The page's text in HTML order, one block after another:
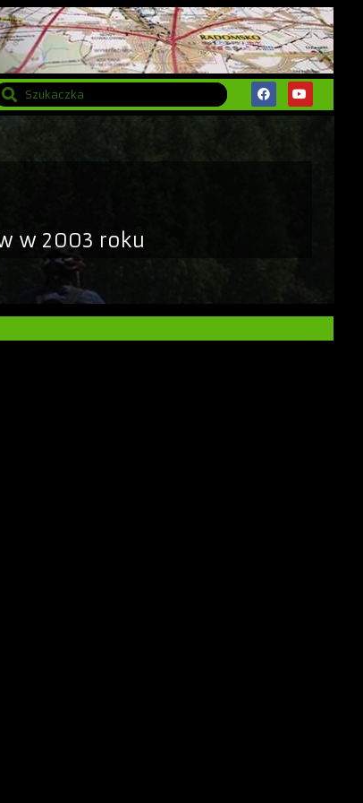
w 2003 roku